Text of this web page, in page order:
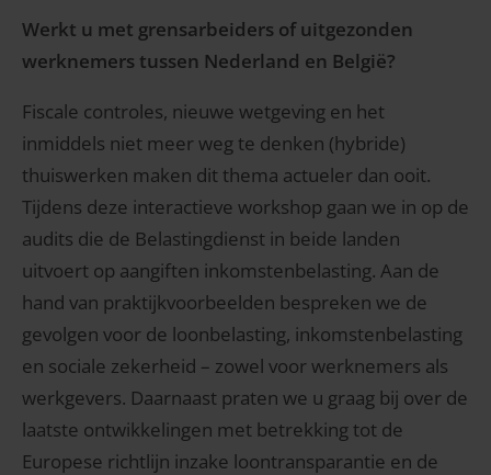
Werkt u met grensarbeiders of uitgezonden
werknemers tussen Nederland en België?
Fiscale controles, nieuwe wetgeving en het
inmiddels niet meer weg te denken (hybride)
thuiswerken maken dit thema actueler dan ooit.
Tijdens deze interactieve workshop gaan we in op de
audits die de Belastingdienst in beide landen
uitvoert op aangiften inkomstenbelasting. Aan de
hand van praktijkvoorbeelden bespreken we de
gevolgen voor de loonbelasting, inkomstenbelasting
en sociale zekerheid – zowel voor werknemers als
werkgevers. Daarnaast praten we u graag bij over de
laatste ontwikkelingen met betrekking tot de
Europese richtlijn inzake loontransparantie en de